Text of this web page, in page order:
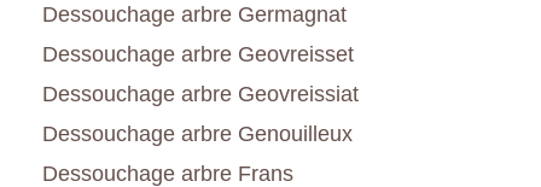
Dessouchage arbre Germagnat
Dessouchage arbre Geovreisset
Dessouchage arbre Geovreissiat
Dessouchage arbre Genouilleux
Dessouchage arbre Frans